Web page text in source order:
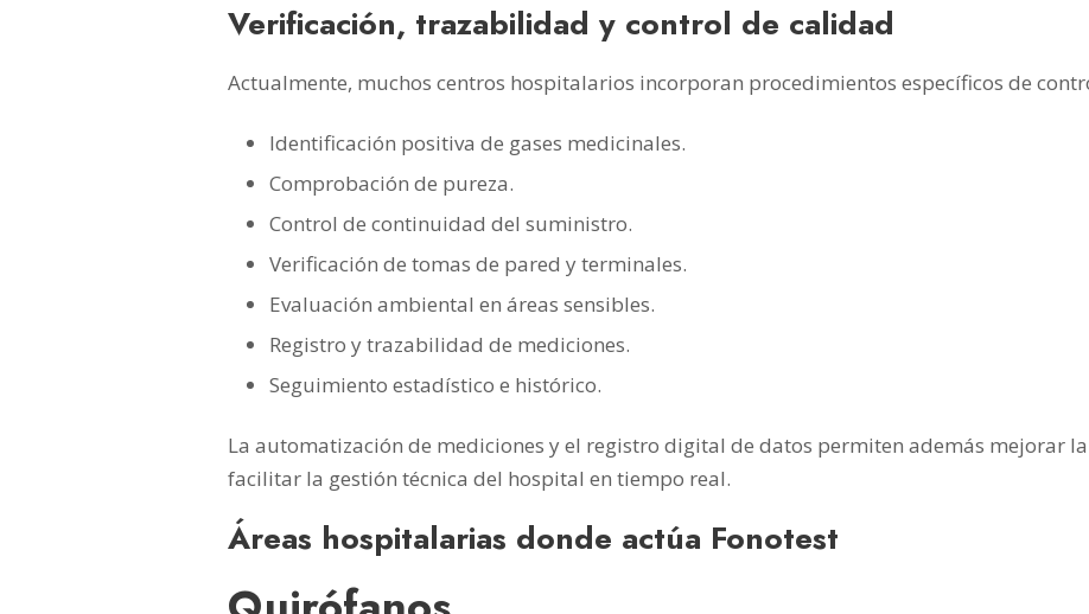
Verificación, trazabilidad y control de calidad
Actualmente, muchos centros hospitalarios incorporan procedimientos específicos de
Identificación positiva de gases medicinales.
Comprobación de pureza.
Control de continuidad del suministro.
Verificación de tomas de pared y terminales.
Evaluación ambiental en áreas sensibles.
Registro y trazabilidad de mediciones.
Seguimiento estadístico e histórico.
La automatización de mediciones y el registro digital de datos permiten además mejorar
facilitar la gestión técnica del hospital en tiempo real.
Áreas hospitalarias donde actúa Fonotest